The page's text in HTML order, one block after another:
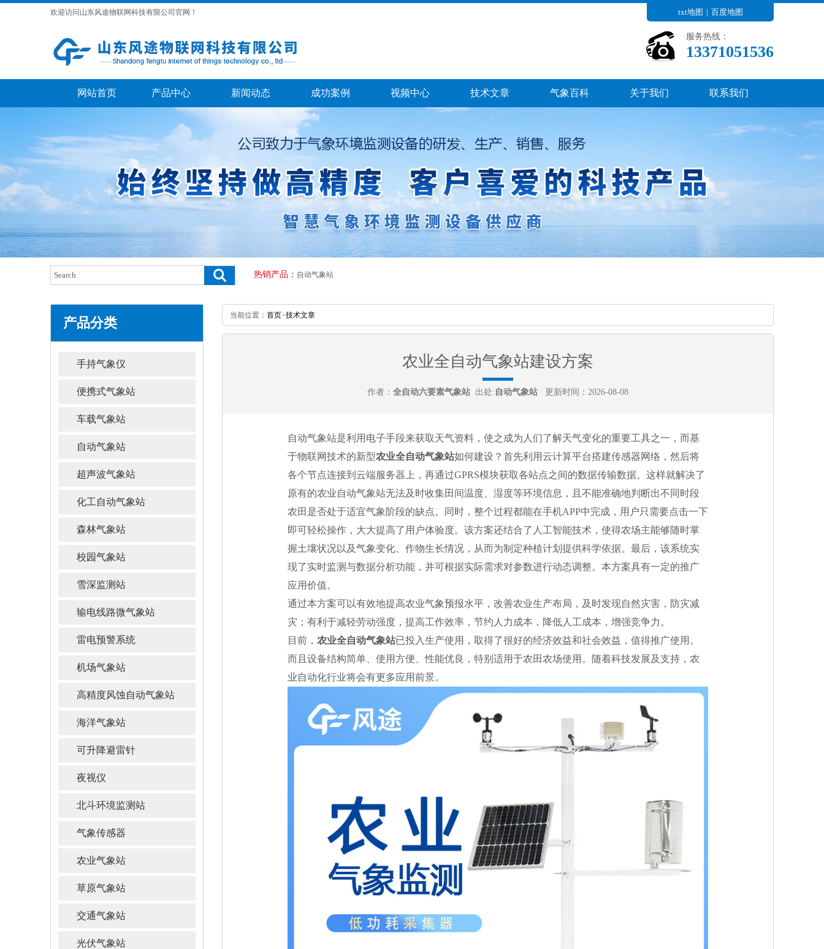
欢迎访问山东风途物联网科技有限公司官网！ txt地图 | 百度地图
服务热线：
13371051536
网站首页 产品中心 新闻动态 成功案例 视频中心 技术文章 气象百科 关于我们 联系我们
热销产品： 自动气象站
产品分类
手持气象仪
便携式气象站
车载气象站
自动气象站
超声波气象站
化工自动气象站
森林气象站
校园气象站
雪深监测站
输电线路微气象站
雷电预警系统
机场气象站
高精度风蚀自动气象站
海洋气象站
可升降避雷针
夜视仪
北斗环境监测站
气象传感器
农业气象站
草原气象站
交通气象站
光伏气象站
当前位置： 首页>技术文章
农业全自动气象站建设方案
作者： 全自动六要素气象站 出处: 自动气象站 更新时间：2026-08-08
自动气象站是利用电子手段来获取天气资料，使之成为人们了解天气变化的重要工具之一，而基
于物联网技术的新型农业全自动气象站如何建设？首先利用云计算平台搭建传感器网络，然后将
各个节点连接到云端服务器上，再通过GPRS模块获取各站点之间的数据传输数据。这样就解决了
原有的农业自动气象站无法及时收集田间温度、湿度等环境信息，且不能准确地判断出不同时段
农田是否处于适宜气象阶段的缺点。同时，整个过程都能在手机APP中完成，用户只需要点击一下
即可轻松操作，大大提高了用户体验度。该方案还结合了人工智能技术，使得农场主能够随时掌
握土壤状况以及气象变化、作物生长情况，从而为制定种植计划提供科学依据。最后，该系统实
现了实时监测与数据分析功能，并可根据实际需求对参数进行动态调整。本方案具有一定的推广
应用价值。
通过本方案可以有效地提高农业气象预报水平，改善农业生产布局，及时发现自然灾害，防灾减
灾；有利于减轻劳动强度，提高工作效率，节约人力成本，降低人工成本，增强竞争力。
目前， 农业全自动气象站已投入生产使用，取得了很好的经济效益和社会效益，值得推广使用。
而且设备结构简单、使用方便、性能优良，特别适用于农田农场使用。随着科技发展及支持，农
业自动化行业将会有更多应用前景。